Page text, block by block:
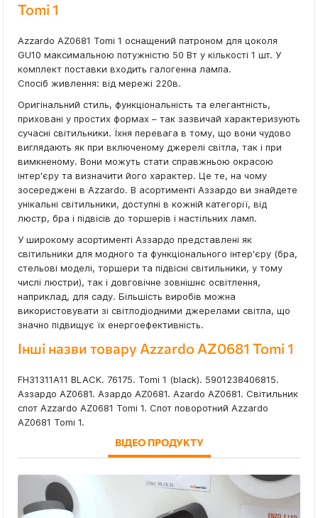
Tomi 1
Azzardo AZ0681 Tomi 1 оснащений патроном для цоколя
GU10 максимальною потужністю 50 Вт у кількості 1 шт. У
комплект поставки входить галогенна лампа.
Спосіб живлення: від мережі 220в.
Оригінальний стиль, функціональність та елегантність,
приховані у простих формах – так зазвичай характеризують
сучасні світильники. Їхня перевага в тому, що вони чудово
виглядають як при включеному джерелі світла, так і при
вимкненому. Вони можуть стати справжньою окрасою
інтер'єру та визначити його характер. Це те, на чому
зосереджені в Azzardo. В асортименті Аззардо ви знайдете
унікальні світильники, доступні в кожній категорії, від
люстр, бра і підвісів до торшерів і настільних ламп.
У широкому асортименті Аззардо представлені як
світильники для модного та функціонального інтер'єру (бра,
стельові моделі, торшери та підвісні світильники, у тому
числі люстри), так і довговічне зовнішнє освітлення,
наприклад, для саду. Більшість виробів можна
використовувати зі світлодіодними джерелами світла, що
значно підвищує їх енергоефективність.
Інші назви товару Azzardo AZ0681 Tomi 1
FH31311A11 BLACK. 76175. Tomi 1 (black). 5901238406815.
Аззардо AZ0681. Азардо AZ0681. Azardo AZ0681. Світильник
спот Azzardo AZ0681 Tomi 1. Спот поворотний Azzardo
AZ0681 Tomi 1.
ВІДЕО ПРОДУКТУ